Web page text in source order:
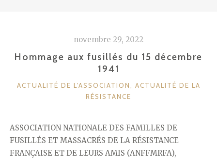
novembre 29, 2022
Hommage aux fusillés du 15 décembre
1941
CATÉGORIES
ACTUALITÉ DE L'ASSOCIATION, ACTUALITÉ DE LA
RÉSISTANCE
ASSOCIATION NATIONALE DES FAMILLES DE
FUSILLÉS ET MASSACRÉS DE LA RÉSISTANCE
FRANÇAISE ET DE LEURS AMIS (ANFFMRFA),